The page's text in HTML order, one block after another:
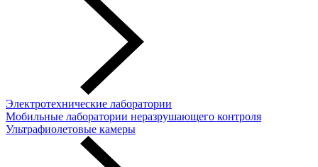
Электротехнические лаборатории
Мобильные лаборатории неразрушающего контроля
Ультрафиолетовые камеры